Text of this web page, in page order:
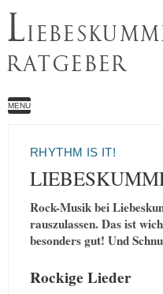
L
RATGEBER
MENU
RHYTHM IS IT!
Rock-Musik bei
rauszulassen. Das ist
besonders gut! Und
Rockige Lieder